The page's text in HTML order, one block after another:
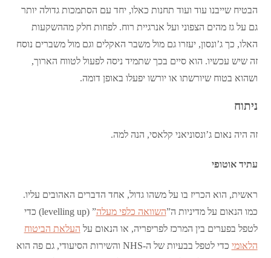
הבטיח שייבנו עוד ועוד תחנות כאלו, יחד עם הסתמכות גדולה יותר
גם על גז מהים הצפוני ועל אנרגיית רוח. לפחות חלק מההשקעות
האלו, כך ג’ונסון, יעזרו גם מול משבר האקלים וגם מול משברים נוסח
זה שיש עכשיו. הוא סיים בכך שתמיד ניסה לפעול לטווח הארוך,
ושהוא בטוח שיורשתו או יורשו יפעלו באופן דומה.
ניתוח
זה היה נאום ג’ונסוניאני קלאסי, הנה למה.
עתיד אוטופי
ראשית, הוא הכריז בו על משהו גדול, אחד הדברים האהובים עליו.
כמו הנאום על מדיניות ה”השוואה כלפי מעלה
” (levelling up) כדי
לטפל בפערים בין המרכז לפריפריה, או הנאום על העלאת הביטוח
הלאומי
כדי לטפל בבעיות של ה-NHS והשירות הסיעודי, גם פה הוא